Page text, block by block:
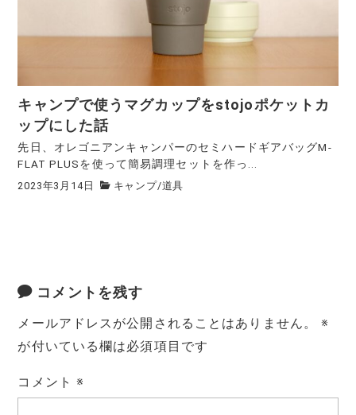
キャンプで使うマグカップをstojoポケットカ
ップにした話
先日、オレゴニアンキャンパーのセミハードギアバッグM-
FLAT PLUSを使って簡易調理セットを作っ...
2023年3月14日 キャンプ/道具
コメントを残す
メールアドレスが公開されることはありません。
※
が付いている欄は必須項目です
コメント※